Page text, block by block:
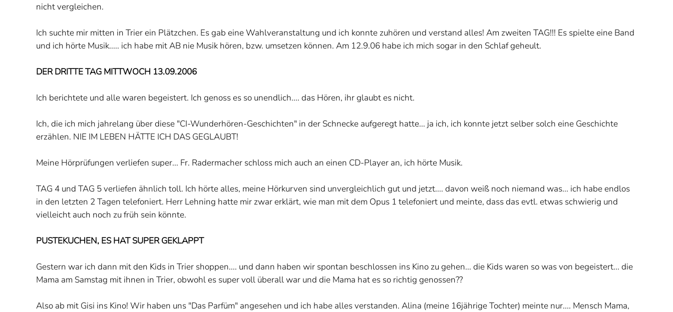
nicht vergleichen.
Ich suchte mir mitten in Trier ein Plätzchen. Es gab eine Wahlveranstaltung und ich konnte zuhören und verstand alles! Am zweiten TAG!!! Es spielte eine Band
und ich hörte Musik..... ich habe mit AB nie Musik hören, bzw. umsetzen können. Am 12.9.06 habe ich mich sogar in den Schlaf geheult.
DER DRITTE TAG MITTWOCH 13.09.2006
Ich berichtete und alle waren begeistert. Ich genoss es so unendlich.... das Hören, ihr glaubt es nicht.
Ich, die ich mich jahrelang über diese "CI-Wunderhören-Geschichten" in der Schnecke aufgeregt hatte... ja ich, ich konnte jetzt selber solch eine Geschichte
erzählen. NIE IM LEBEN HÄTTE ICH DAS GEGLAUBT!
Meine Hörprüfungen verliefen super... Fr. Radermacher schloss mich auch an einen CD-Player an, ich hörte Musik.
TAG 4 und TAG 5 verliefen ähnlich toll. Ich hörte alles, meine Hörkurven sind unvergleichlich gut und jetzt.... davon weiß noch niemand was... ich habe endlos
in den letzten 2 Tagen telefoniert. Herr Lehning hatte mir zwar erklärt, wie man mit dem Opus 1 telefoniert und meinte, dass das evtl. etwas schwierig und
vielleicht auch noch zu früh sein könnte.
PUSTEKUCHEN, ES HAT SUPER GEKLAPPT
Gestern war ich dann mit den Kids in Trier shoppen.... und dann haben wir spontan beschlossen ins Kino zu gehen... die Kids waren so was von begeistert... die
Mama am Samstag mit ihnen in Trier, obwohl es super voll überall war und die Mama hat es so richtig genossen??
Also ab mit Gisi ins Kino! Wir haben uns "Das Parfüm" angesehen und ich habe alles verstanden. Alina (meine 16jährige Tochter) meinte nur.... Mensch Mama,